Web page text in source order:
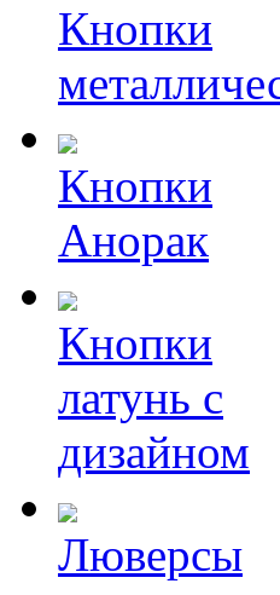
Кнопки
Кнопки
Анорак
Кнопки
латунь с
дизайном
Люверсы